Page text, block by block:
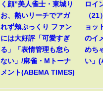
く顔”美人雀士・東城り
お、熱いリーチでアガ
れず頬ぷっくり ファン
には大好評「可愛すぎ
る」「表情管理も怠ら
ない」/麻雀・Mトーナ
メント(ABEMA TIMES)
ロイ
（
ョッ
のイ
めち
い」